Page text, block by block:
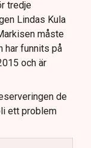
tredje
Lindas Kula
måste
har funnits på
och är
de
ett problem